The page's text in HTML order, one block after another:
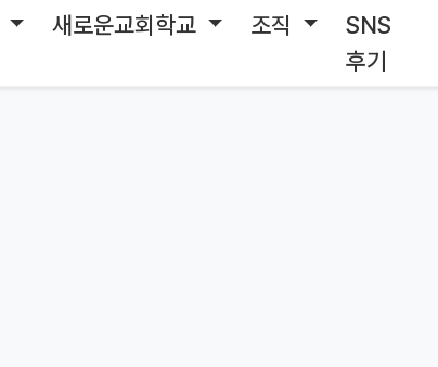
새로운교회학교 조직
SNS
후기